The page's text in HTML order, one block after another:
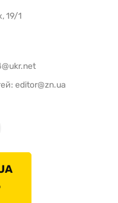
19/1
editor@zn.ua